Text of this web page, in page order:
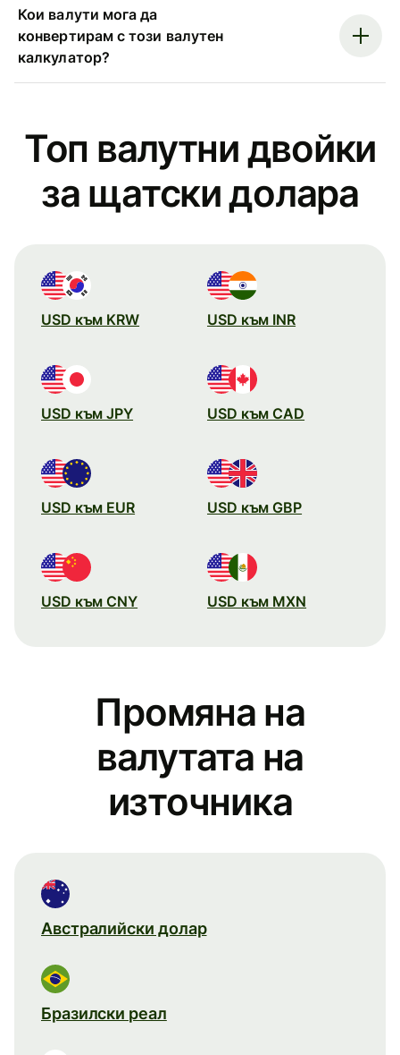
Кои валути мога да
конвертирам с този валутен
калкулатор?
Топ валутни двойки
за щатски долара
USD към KRW USD към INR
USD към JPY USD към CAD
USD към EUR USD към GBP
USD към CNY USD към MXN
Промяна на
валутата на
източника
Австралийски долар
Бразилски реал